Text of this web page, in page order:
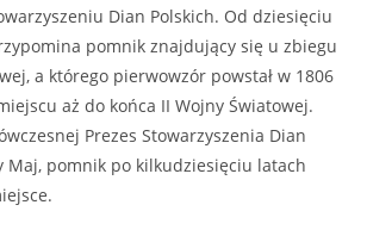
Dian Polskich. Od dziesięciu
pomnik znajdujący się u zbiegu
a którego pierwowzór powstał w 1806
aż do końca II Wojny Światowej.
Prezes Stowarzyszenia Dian
Maj, pomnik po kilkudziesięciu latach